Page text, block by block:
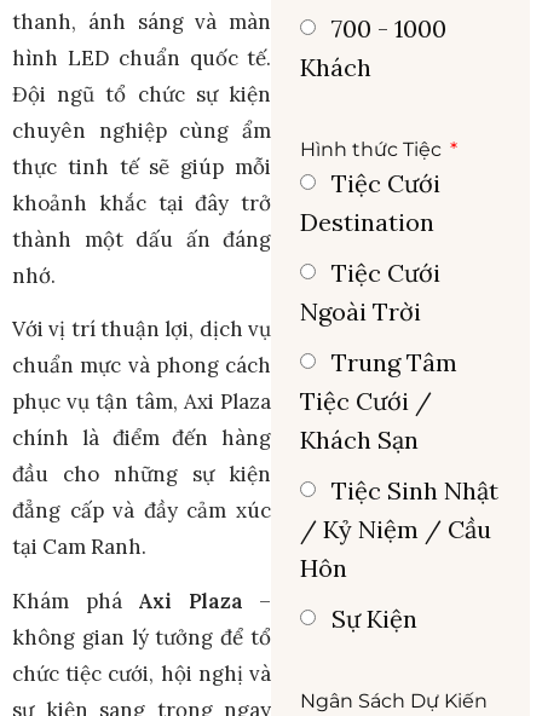
thanh, ánh sáng và màn
hình LED chuẩn quốc tế.
Đội ngũ tổ chức sự kiện
chuyên nghiệp cùng ẩm
thực tinh tế sẽ giúp mỗi
khoảnh khắc tại đây trở
thành một dấu ấn đáng
nhớ.
Với vị trí thuận lợi, dịch vụ
chuẩn mực và phong cách
phục vụ tận tâm, Axi Plaza
chính là điểm đến hàng
đầu cho những sự kiện
đẳng cấp và đầy cảm xúc
tại Cam Ranh.
Khám phá Axi Plaza –
không gian lý tưởng để tổ
chức tiệc cưới, hội nghị và
sự kiện sang trọng ngay
700 - 1000
Khách
Hình thức Tiệc
Tiệc Cưới
Destination
Tiệc Cưới
Ngoài Trời
Trung Tâm
Tiệc Cưới /
Khách Sạn
Tiệc Sinh Nhật
/ Kỷ Niệm / Cầu
Hôn
Sự Kiện
Ngân Sách Dự Kiến